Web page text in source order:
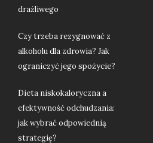
drażliwego
Czy trzeba rezygnować z
alkoholu dla zdrowia? Jak
ograniczyć jego spożycie?
Dieta niskokaloryczna a
efektywność odchudzania:
jak wybrać odpowiednią
strategię?